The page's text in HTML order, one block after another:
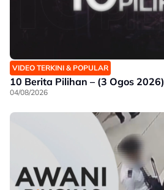
VIDEO TERKINI & POPULAR
10 Berita Pilihan – (3 Ogos 2026)
04/08/2026